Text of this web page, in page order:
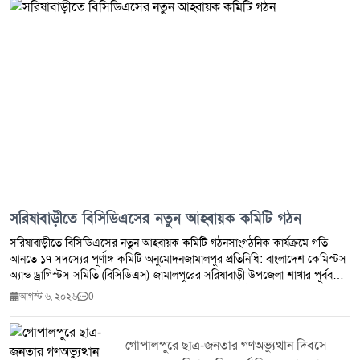
সরিষাবাড়ীতে বিসিডিএসের নতুন আহ্বায়ক কমিটি গঠন
সরিষাবাড়ীতে বিসিডিএসের নতুন আহ্বায়ক কমিটি গঠনসাংগঠনিক কার্যক্রমে গতি
আনতে ১৭ সদস্যের পূর্ণাঙ্গ কমিটি অনুমোদনজামালপুর প্রতিনিধি: বাংলাদেশ কেমিস্টস
অ্যান্ড ড্রাগিস্টস সমিতি (বিসিডিএস) জামালপুরের সরিষাবাড়ী উপজেলা শাখার পূর্ববর্তী
কমিটি বিলুপ্ত করে ১৭ সদস্যবিশিষ্ট নতুন আহ্বায়ক কমিটি গঠন করা হয়েছে।
অনুমোদন দেওয়া হয়।সংগঠন সূত্রে জানা যায়, সম্প্রতি সরিষাবাড়ী উপজেলা শাখার এক
বিশেষ সভায় সর্বসম্মতিক্রমে পূর্ববর্তী কমিটি বিলুপ্ত ঘোষণা করা হয়। পরে জেলা শাখার
নেতৃবৃন্দের উপস্থিতিতে আলোচনা ও মতবিনিময়ের মাধ্যমে নতুন আহ্বায়ক কমিটির
আগস্ট ৬, ২০২৬ 0
গোপালপুরে ছাত্র-জনতার গণঅভ্যুত্থান দিবসে